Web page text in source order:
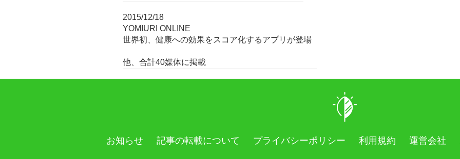
2015/12/18
YOMIURI ONLINE
世界初、健康への効果をスコア化するアプリが登場
他、合計40媒体に掲載
お知らせ 記事の転載について プライバシーポリシー 利用規約 運営会社